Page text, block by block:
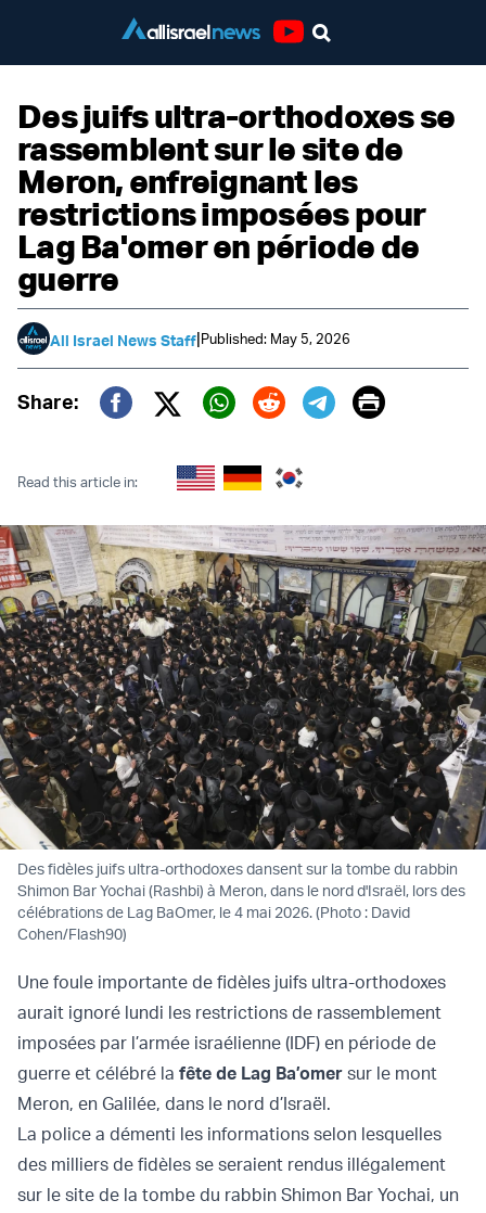
Des juifs ultra-orthodoxes se
rassemblent sur le site de
Meron, enfreignant les
restrictions imposées pour
Lag Ba'omer en période de
guerre
All Israel News Staff|Published: May 5, 2026
Share:
Twitter (X)
Print
Read this article in:
Des fidèles juifs ultra-orthodoxes dansent sur la tombe du rabbin
Shimon Bar Yochai (Rashbi) à Meron, dans le nord d'Israël, lors des
célébrations de Lag BaOmer, le 4 mai 2026. (Photo : David
Cohen/Flash90)
Une foule importante de fidèles juifs ultra-orthodoxes
aurait ignoré lundi les restrictions de rassemblement
imposées par l’armée israélienne (IDF) en période de
guerre et célébré la fête de Lag Ba’omer sur le mont
Meron, en Galilée, dans le nord d’Israël.
La police a démenti les informations selon lesquelles
des milliers de fidèles se seraient rendus illégalement
sur le site de la tombe du rabbin Shimon Bar Yochai, un